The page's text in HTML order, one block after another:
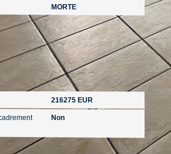
MORTE
216275 EUR
Non